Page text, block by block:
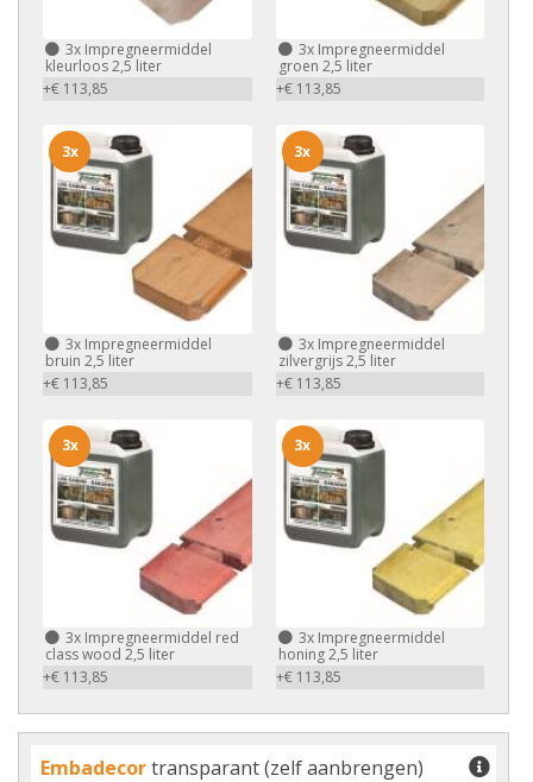
3x Impregneermiddel
kleurloos 2,5 liter
+€ 113,85
3xImpregneermiddel
groen 2,5 liter
+€ 113,85
3x Impregneermiddel
bruin 2,5 liter
+€ 113,85
3x
3xImpregneermiddel
zilvergrijs 2,5 liter
+€ 113,85
3x
3x Impregneermiddel red
class wood 2,5 liter
+€ 113,85
3x
3xImpregneermiddel
honing 2,5 liter
+€ 113,85
3x
Embadecortransparant (zelf aanbrengen)